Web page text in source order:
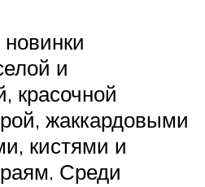
и
красочной
жаккардовыми
кистями и
Среди